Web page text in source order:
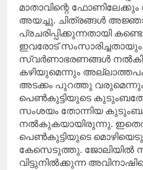
മാതാവിന്റെ ഫോണിലേക്കും
അയച്ചു. ചിത്രങ്ങൾ
പ്രചരിപ്പിക്കുന്നതായി
ഇവരോട്
സ്വർണാഭരണങ്ങൾ
കഴിയുമെന്നും
അടക്കം പുറത്തു
പെൺകുട്ടിയുടെ
സംശയം തോന്നിയ
നൽകുകയായിരുന്നു.
പെൺകുട്ടിയുടെ
കേസെടുത്തു. ജോലിയിൽ
വിട്ടുനിൽക്കുന്ന